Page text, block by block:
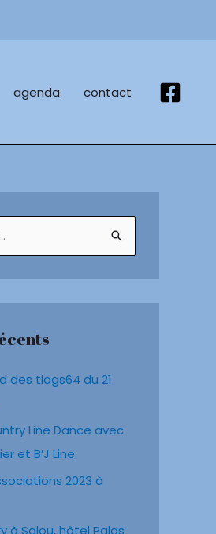
agenda contact
des tiags64 du 21
Line Dance avec
et B’J Line
2023 à
à Salou, hôtel Palas